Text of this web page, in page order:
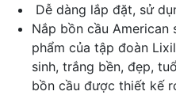
Dễ dàng lắp đặt, sử
Nắp bồn cầu American
phẩm của tập đoàn
sinh, trắng bền, đẹp,
bồn cầu được thiết kế